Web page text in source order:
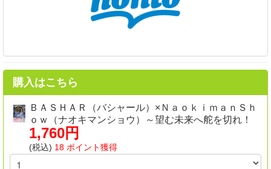
購入はこちら
ＢＡＳＨＡＲ（バシャール）×ＮａｏｋｉｍａｎＳｈ
ｏｗ（ナオキマンショウ）～望む未来へ舵を切れ！
1,760円
(税込) 18 ポイント獲得